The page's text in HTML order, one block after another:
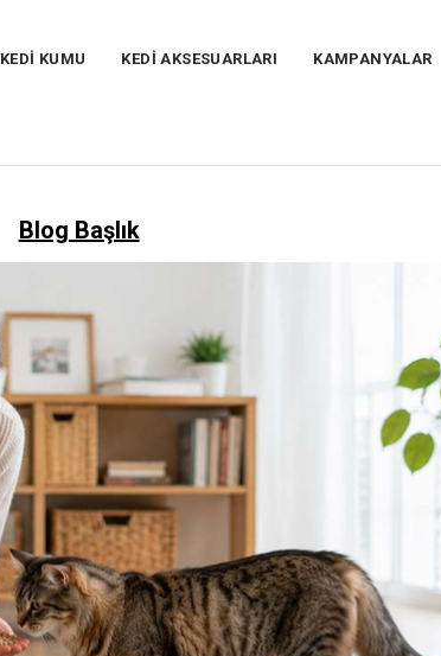
KEDİ KUMU KEDİ AKSESUARLARI KAMPANYALAR
Blog Başlık